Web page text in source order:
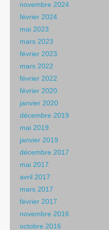
novembre 2024
février 2024
mai 2023
mars 2023
février 2023
mars 2022
février 2022
février 2020
janvier 2020
décembre 2019
mai 2019
janvier 2019
décembre 2017
mai 2017
avril 2017
mars 2017
février 2017
novembre 2016
octobre 2016